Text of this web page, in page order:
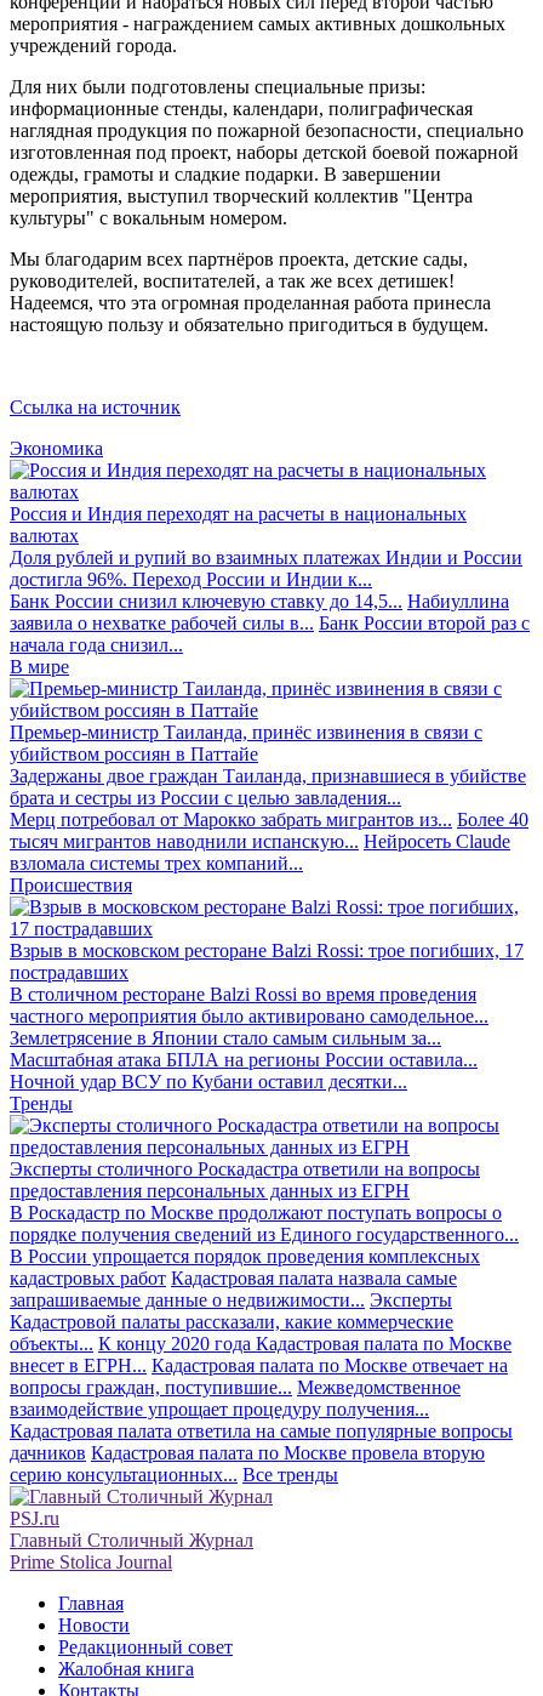
мероприятия - награждением самых активных дошкольных
учреждений города.
Для них были подготовлены специальные призы:
информационные стенды, календари, полиграфическая
наглядная продукция по пожарной безопасности, специально
изготовленная под проект, наборы детской боевой пожарной
одежды, грамоты и сладкие подарки. В завершении
мероприятия, выступил творческий коллектив "Центра
культуры" с вокальным номером.
Мы благодарим всех партнёров проекта, детские сады,
руководителей, воспитателей, а так же всех детишек!
Надеемся, что эта огромная проделанная работа принесла
настоящую пользу и обязательно пригодиться в будущем.
Ссылка на источник
Экономика
Россия и Индия переходят на расчеты в национальных
валютах
Доля рублей и рупий во взаимных платежах Индии и России
достигла 96%. Переход России и Индии к...
Банк России снизил ключевую ставку до 14,5... Набиуллина
заявила о нехватке рабочей силы в... Банк России второй раз с
начала года снизил...
В мире
Премьер-министр Таиланда, принёс извинения в связи с
убийством россиян в Паттайе
Задержаны двое граждан Таиланда, признавшиеся в убийстве
брата и сестры из России с целью завладения...
Мерц потребовал от Марокко забрать мигрантов из... Более 40
тысяч мигрантов наводнили испанскую... Нейросеть Claude
взломала системы трех компаний...
Происшествия
Взрыв в московском ресторане Balzi Rossi: трое погибших, 17
пострадавших
В столичном ресторане Balzi Rossi во время проведения
частного мероприятия было активировано самодельное...
Землетрясение в Японии стало самым сильным за...
Масштабная атака БПЛА на регионы России оставила...
Ночной удар ВСУ по Кубани оставил десятки...
Тренды
Эксперты столичного Роскадастра ответили на вопросы
предоставления персональных данных из ЕГРН
В Роскадастр по Москве продолжают поступать вопросы о
порядке получения сведений из Единого государственного...
В России упрощается порядок проведения комплексных
кадастровых работ Кадастровая палата назвала самые
запрашиваемые данные о недвижимости... Эксперты
Кадастровой палаты рассказали, какие коммерческие
объекты... К концу 2020 года Кадастровая палата по Москве
внесет в ЕГРН... Кадастровая палата по Москве отвечает на
вопросы граждан, поступившие... Межведомственное
взаимодействие упрощает процедуру получения...
Кадастровая палата ответила на самые популярные вопросы
дачников Кадастровая палата по Москве провела вторую
серию консультационных... Все тренды
PSJ.ru
Главный Столичный Журнал
Prime Stolica Journal
Главная
Новости
Редакционный совет
Жалобная книга
Контакты